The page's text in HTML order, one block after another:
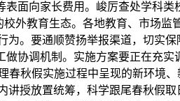
表面向家长费用。峻厉查处学科
外教育生态。各地教育、市场
为。要通顺赞扬举报渠道，切实
做协调机制。实施方案要正在充
春秋假实施过程中呈现的新环境
讲授放置统筹，科学跟尾春秋假